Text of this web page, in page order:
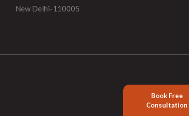
New Delhi-110005
Book Free
Consultation